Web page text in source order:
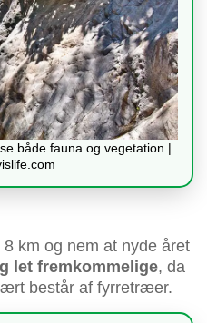
både fauna og vegetation |
km og nem at nyde året
let fremkommelige, da
består af fyrretræer.